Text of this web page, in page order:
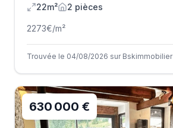
22m²
2 pièces
2273€/m²
Trouvée le 04/08/2026 sur Bskimmobilier
630 000 €